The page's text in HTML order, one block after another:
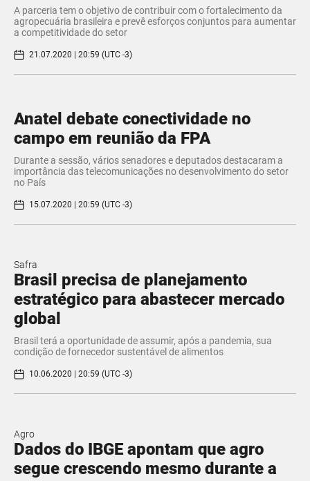
A parceria tem o objetivo de contribuir com o fortalecimento da
agropecuária brasileira e prevê esforços conjuntos para aumentar
a competitividade do setor
21.07.2020 | 20:59 (UTC -3)
Anatel debate conectividade no
campo em reunião da FPA
Durante a sessão, vários senadores e deputados destacaram a
importância das telecomunicações no desenvolvimento do setor
no País
15.07.2020 | 20:59 (UTC -3)
Safra
Brasil precisa de planejamento
estratégico para abastecer mercado
global
Brasil terá a oportunidade de assumir, após a pandemia, sua
condição de fornecedor sustentável de alimentos
10.06.2020 | 20:59 (UTC -3)
Agro
Dados do IBGE apontam que agro
segue crescendo mesmo durante a